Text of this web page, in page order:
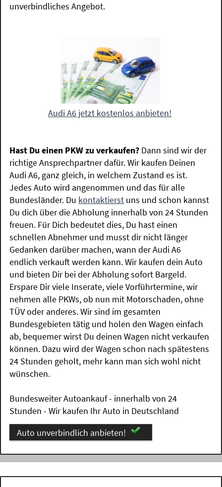
unverbindliches Angebot.
Audi A6 jetzt kostenlos anbieten!
Hast Du einen PKW zu verkaufen? Dann sind wir der
richtige Ansprechpartner dafür. Wir kaufen Deinen
Audi A6, ganz gleich, in welchem Zustand es ist.
Jedes Auto wird angenommen und das für alle
Bundesländer. Du kontaktierst uns und schon kannst
Du dich über die Abholung innerhalb von 24 Stunden
freuen. Für Dich bedeutet dies, Du hast einen
schnellen Abnehmer und musst dir nicht länger
Gedanken darüber machen, wann der Audi A6
endlich verkauft werden kann. Wir kaufen dein Auto
und bieten Dir bei der Abholung sofort Bargeld.
Erspare Dir viele Inserate, viele Vorführtermine, wir
nehmen alle PKWs, ob nun mit Motorschaden, ohne
TÜV oder anderes. Wir sind im gesamten
Bundesgebieten tätig und holen den Wagen einfach
ab, bequemer wirst Du deinen Wagen nicht verkaufen
können. Dazu wird der Wagen schon nach spätestens
24 Stunden geholt, mehr kann man sich wohl nicht
wünschen.
Bundesweiter Autoankauf - innerhalb von 24
Stunden - Wir kaufen Ihr Auto in Deutschland
Auto unverbindlich anbieten!